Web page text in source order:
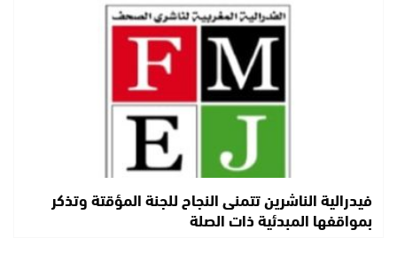
فيدرالية الناشرين تتمنى النجاح للجنة المؤقتة وتذكر
بمواقفها المبدئية ذات الصلة